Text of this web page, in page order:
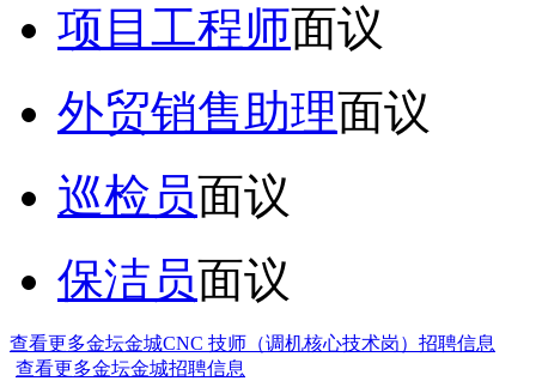
项目工程师面议
外贸销售助理面议
巡检员面议
保洁员面议
查看更多金坛金城CNC 技师（调机核心技术岗）招聘信息
查看更多金坛金城招聘信息